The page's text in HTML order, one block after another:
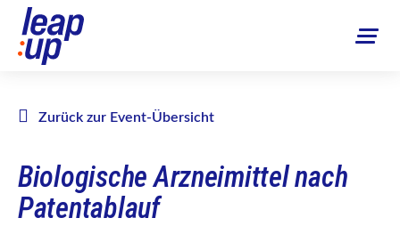
Zurück zur Event-Übersicht
Biologische Arzneimittel nach
Patentablauf